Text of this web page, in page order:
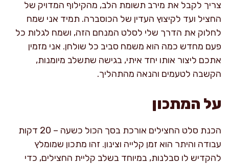
צריך לקבל את מירב תשומת הלב, מהקילוף המדויק של
החציל ועד לקיצוץ העדין של הכוסברה. תמיד אני שמח
לחלוק את הדרך שלי לסלט המנחם הזה, ושמח לגלות כל
פעם מחדש כמה הוא משמח סביב כל שולחן. אני מזמין
אתכם ליצור אותו יחד איתי, בגישה שתשלב מיומנות,
הקשבה לטעמים והנאה מהתהליך.
על המתכון
הכנת סלט החצילים אורכת בסך הכול כשעה – 20 דקות
עבודה והיתר הוא זמן קלייה וצינון. זהו מתכון שמומלץ
להקדיש לו סבלנות, במיוחד בשלב קליית החצילים, כדי